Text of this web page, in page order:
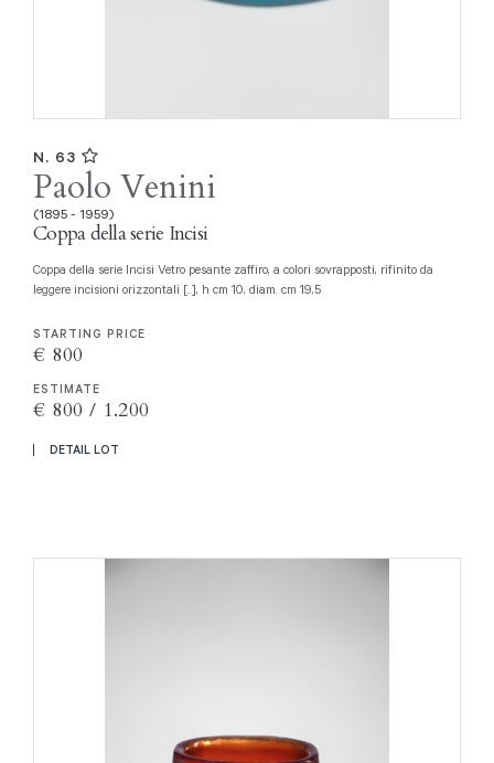
N. 63
Paolo Venini
(1895 - 1959)
Coppa della serie Incisi
Coppa della serie Incisi Vetro pesante zaffiro, a colori sovrapposti, rifinito da
leggere incisioni orizzontali [..], h cm 10, diam. cm 19,5
STARTING PRICE
€ 800
ESTIMATE
€ 800 / 1.200
DETAIL LOT